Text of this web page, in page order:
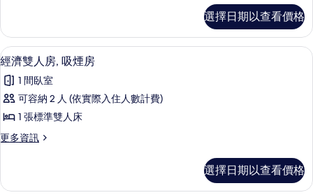
非
吸
煙
房
的
所
有
雙
床
房,
吸
煙
的
詳
情
選擇日期以查看價格
顯
示
經
濟
人
吸
15
經濟雙人房, 吸煙房
1 間臥室
可容納 2 人 (依實際入住人數計費)
1 張標準雙人床
更多資訊
更
雙
選擇日期以查看價格